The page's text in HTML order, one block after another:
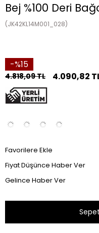
Bej %100 Deri
(JK42KL14M001_028)
15
4.818,09 TL 4.090,82
Favorilere Ekle
Fiyat Düşünce Haber Ver
Gelince Haber Ver